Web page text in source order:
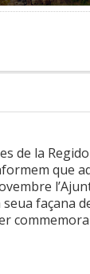
de la
que
seua façana